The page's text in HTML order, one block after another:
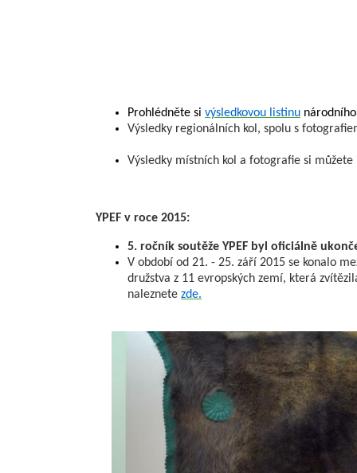
Prohlédněte si výsledkovou listinu
Výsledky regionálních kol, spolu s
Výsledky místních kol a fotografie si
YPEF v roce 2015:
5. ročník soutěže YPEF byl oficiálně
V období od 21. - 25. září 2015 se konalo
družstva z 11 evropských zemí, která
naleznete zde.